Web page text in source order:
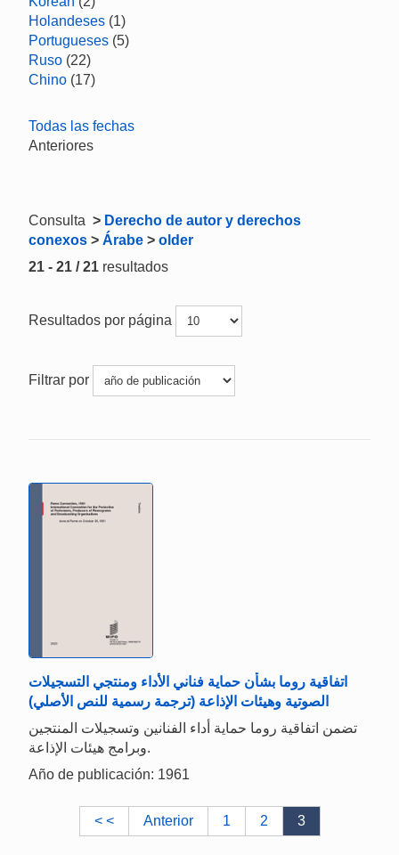
Holandeses (1)
Portugueses (5)
Ruso (22)
Chino (17)
Todas las fechas
Anteriores
Consulta > Derecho de autor y derechos
conexos > Árabe > older
21 - 21 / 21 resultados
Resultados por página
Filtrar por
اتفاقية روما بشأن حماية فناني الأداء ومنتجي التسجيلات
الصوتية وهيئات الإذاعة (ترجمة رسمية للنص الأصلي)
تضمن اتفاقية روما حماية أداء الفنانين وتسجيلات المنتجين
وبرامج هيئات الإذاعة.
Año de publicación: 1961
< < Anterior 1 2 3